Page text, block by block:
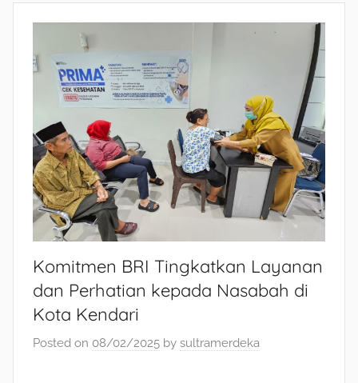
Komitmen BRI Tingkatkan Layanan
dan Perhatian kepada Nasabah di
Kota Kendari
Posted on 08/02/2025 by sultramerdeka